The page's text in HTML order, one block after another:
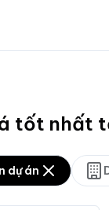
tốt nhất
dự án